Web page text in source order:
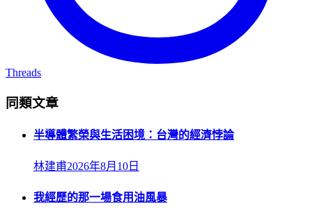
Threads
同類文章
半導體繁榮與生活困境：台灣的經濟悖論
林建甫2026年8月10日
我經歷的那一場食用油風暴